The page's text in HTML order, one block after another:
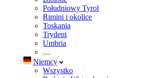
Południowy Tyrol
Rimini i okolice
Toskania
Trydent
Umbria
…
Niemcy
Wszystko